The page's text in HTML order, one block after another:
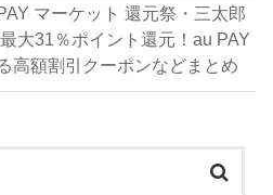
マーケット 還元祭・三太郎
大31％ポイント還元！au PAY
高額割引クーポンなどまとめ